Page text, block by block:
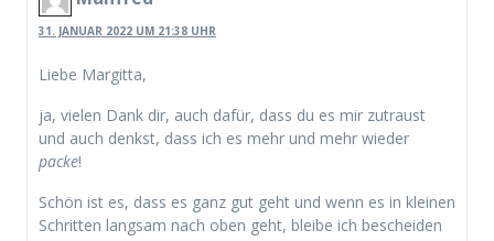
31. JANUAR 2022 UM 21:38 UHR
Liebe Margitta,
ja, vielen Dank dir, auch dafür, dass du es mir zutraust
und auch denkst, dass ich es mehr und mehr wieder
packe!
Schön ist es, dass es ganz gut geht und wenn es in kleinen
Schritten langsam nach oben geht, bleibe ich bescheiden